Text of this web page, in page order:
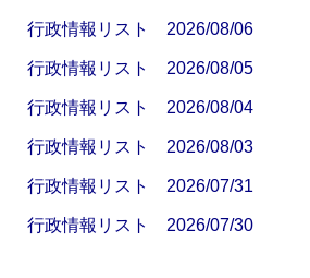
行政情報リスト 2026/08/06
行政情報リスト 2026/08/05
行政情報リスト 2026/08/04
行政情報リスト 2026/08/03
行政情報リスト 2026/07/31
行政情報リスト 2026/07/30